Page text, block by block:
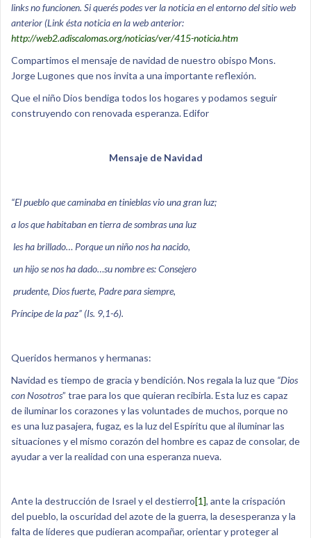
links no funcionen. Si querés podes ver la noticia en el entorno del sitio web
anterior (Link ésta noticia en la web anterior:
http://web2.adiscalomas.org/noticias/ver/415-noticia.htm
Compartimos el mensaje de navidad de nuestro obispo Mons.
Jorge Lugones que nos invita a una importante reflexión.
Que el niño Dios bendiga todos los hogares y podamos seguir
construyendo con renovada esperanza. Edifor
Mensaje de Navidad
“El pueblo que caminaba en tinieblas vio una gran luz;
a los que habitaban en tierra de sombras una luz
les ha brillado… Porque un niño nos ha nacido,
un hijo se nos ha dado…su nombre es: Consejero
prudente, Dios fuerte, Padre para siempre,
Príncipe de la paz” (Is. 9,1-6).
Queridos hermanos y hermanas:
Navidad es tiempo de gracia y bendición. Nos regala la luz que “Dios
con Nosotros” trae para los que quieran recibirla. Esta luz es capaz
de iluminar los corazones y las voluntades de muchos, porque no
es una luz pasajera, fugaz, es la luz del Espíritu que al iluminar las
situaciones y el mismo corazón del hombre es capaz de consolar, de
ayudar a ver la realidad con una esperanza nueva.
Ante la destrucción de Israel y el destierro[1], ante la crispación
del pueblo, la oscuridad del azote de la guerra, la desesperanza y la
falta de líderes que pudieran acompañar, orientar y proteger al